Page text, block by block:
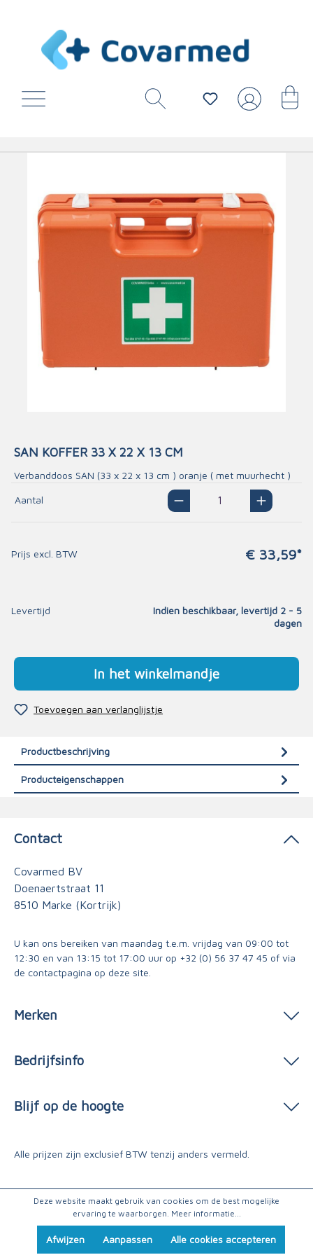
SAN KOFFER 33 X 22 X 13 CM
Verbanddoos SAN (33 x 22 x 13 cm ) oranje ( met muurhecht )
Aantal
Prijs excl. BTW € 33,59*
Levertijd
Indien beschikbaar, levertijd 2 - 5
dagen
In het winkelmandje
Toevoegen aan verlanglijstje
Productbeschrijving
Producteigenschappen
Contact
Covarmed BV
Doenaertstraat 11
8510 Marke (Kortrijk)
U kan ons bereiken van maandag t.e.m. vrijdag van 09:00 tot
12:30 en van 13:15 tot 17:00 uur op +32 (0) 56 37 47 45 of via
de contactpagina op deze site.
Merken
Bedrijfsinfo
Blijf op de hoogte
Alle prijzen zijn exclusief BTW tenzij anders vermeld.
Deze website maakt gebruik van cookies om de best mogelijke
ervaring te waarborgen. Meer informatie...
Afwijzen Aanpassen Alle cookies accepteren